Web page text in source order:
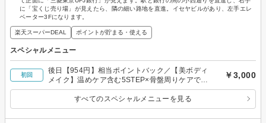
に「宝くじ売り場」が見えたら、隣の細い路地を直進。イセヤビルがあり、左手エレ
ベーター3Fになります。
楽天スーパーDEAL ポイントが貯まる・使える
スペシャルメニュー
初回
後日【954円】相当ポイントバック／【美ボディ
メイク】温めケア含む5STEP×骨盤周りケアでス
ッキリ！代謝サポート◎80分￥3000
￥3,000
すべてのスペシャルメニューを見る